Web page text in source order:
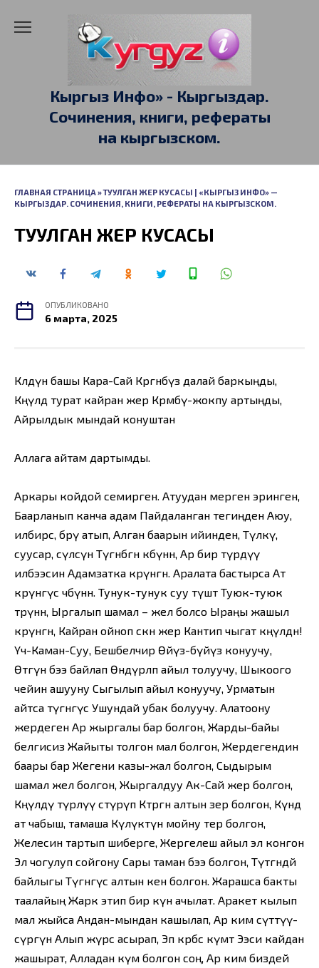
Кыргыз Инфо» - Кыргыздар.
Сочинения, книги, рефераты
на кыргызском.
ГЛАВНАЯ СТРАНИЦА»ТУУЛГАН ЖЕР КУСАСЫ | «КЫРГЫЗ ИНФО» —
КЫРГЫЗДАР. СОЧИНЕНИЯ, КНИГИ, РЕФЕРАТЫ НА КЫРГЫЗСКОМ.
ТУУЛГАН ЖЕР КУСАСЫ
ОПУБЛИКОВАНО
6 марта, 2025
Көлдүн башы Кара-Сай Көргөнбүз далай баркыңды,
Көңүлдө турат кайран жер Көрөмбү-жокпу артыңды,
Айрылдык мындай конуштан
Аллага айтам дартымды.
Аркары койдой семирген. Атуудан мерген эринген,
Баарланып канча адам Пайдаланган тегиңден Аюу,
илбирс, бөрү атып, Алган баарын ийинден, Түлкү,
суусар, сүлөөсүн Түгөнбөгөн көбүнөн, Ар бир түрдүү
илбээсин Адамзатка көрүнгөн. Аралата бастырса Ат
көрүнгүс чөбүнөн. Тунук-тунук суу түшөт Туюк-туюк
төрүнөн, Ыргалып шамал – жел болсо Ыраңы жашыл
көрүнгөн, Кайран ойноп өскөн жер Кантип чыгат көңүлдөн!
Үч-Каман-Суу, Бешбелчир Өйүз-бүйүз конуучу,
Өтөгүнө бээ байлап Өндүрлөп айыл толуучу, Шыкоого
чейин ашууну Сыгылып айыл конуучу, Урматын
айтса түгөнгүс Ушундай убак болуучу. Алатоону
жердеген Ар жыргалы бар болгон, Жарды-байы
белгисиз Жайыты толгон мал болгон, Жердегендин
баары бар Жегени казы-жал болгон, Сыдырым
шамал жел болгон, Жыргалдуу Ак-Сай жер болгон,
Көңүлдү түрлүү өстүрүп Көтөргөн алтын зер болгон, Күндө
ат чабыш, тамаша Күлүктүн мойну тер болгон,
Желесин тартып шиберге, Жергелеш айыл эл конгон
Эл чогулуп сойгону Сары таман бээ болгон, Түтөгөндөй
байлыгы Түгөнгүс алтын кен болгон. Жарашса бакты
таалайың Жарк этип бир күн ачылат. Аракет кылып
мал жыйса Андан-мындан кашылап, Ар ким сүттүү-
сүрөгүн Алып жүрсө асырап, Эп көрбөсө өкүмөт Ээси кайдан
жашырат, Алладан өкүм болгон соң, Ар ким биздей